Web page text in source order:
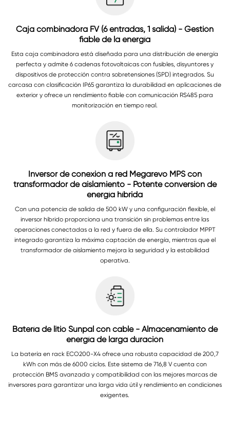
Caja combinadora FV (6 entradas, 1 salida) - Gestión
fiable de la energía
Esta caja combinadora está diseñada para una distribución de energía
perfecta y admite 6 cadenas fotovoltaicas con fusibles, disyuntores y
dispositivos de protección contra sobretensiones (SPD) integrados. Su
carcasa con clasificación IP65 garantiza la durabilidad en aplicaciones de
exterior y ofrece un rendimiento fiable con comunicación RS485 para
monitorización en tiempo real.
Inversor de conexión a red Megarevo MPS con
transformador de aislamiento - Potente conversión de
energía híbrida
Con una potencia de salida de 500 kW y una configuración flexible, el
inversor híbrido proporciona una transición sin problemas entre las
operaciones conectadas a la red y fuera de ella. Su controlador MPPT
integrado garantiza la máxima captación de energía, mientras que el
transformador de aislamiento mejora la seguridad y la estabilidad
operativa.
Batería de litio Sunpal con cable - Almacenamiento de
energía de larga duración
La batería en rack ECO200-X4 ofrece una robusta capacidad de 200,7
kWh con más de 6000 ciclos. Este sistema de 716,8 V cuenta con
protección BMS avanzada y compatibilidad con las mejores marcas de
inversores para garantizar una larga vida útil y rendimiento en condiciones
exigentes.